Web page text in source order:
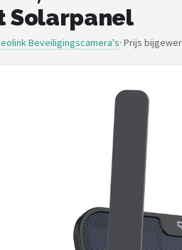
Solarpanel
Beveiligingscamera's· Prijs